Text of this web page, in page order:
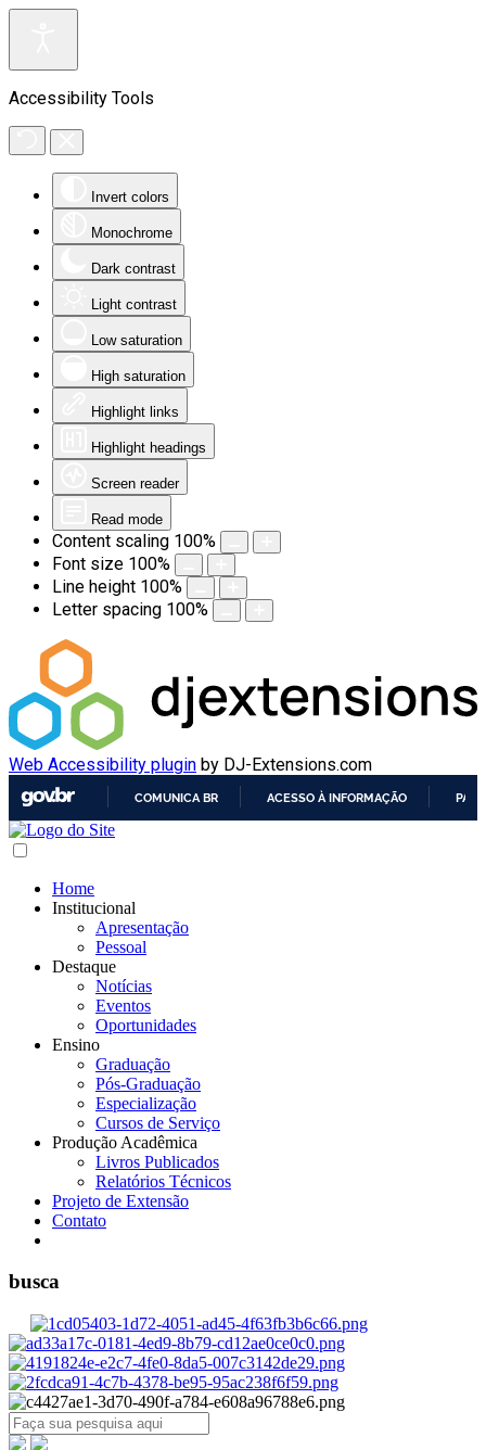
Accessibility Tools
Invert colors
Monochrome
Dark contrast
Light contrast
Low saturation
High saturation
Highlight links
Highlight headings
Screen reader
Read mode
Content scaling 100%
Font size 100%
Line height 100%
Letter spacing 100%
Web Accessibility plugin by DJ-Extensions.com
COMUNICA BR ACESSO À INFORMAÇÃO
Home
Institucional
Apresentação
Pessoal
Destaque
Notícias
Eventos
Oportunidades
Ensino
Graduação
Pós-Graduação
Especialização
Cursos de Serviço
Produção Acadêmica
Livros Publicados
Relatórios Técnicos
Projeto de Extensão
Contato
busca